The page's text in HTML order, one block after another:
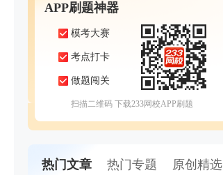
APP刷题神器
模考大赛
考点打卡
做题闯关
扫描二维码 下载233网校APP刷题
热门文章 热门专题 原创精选